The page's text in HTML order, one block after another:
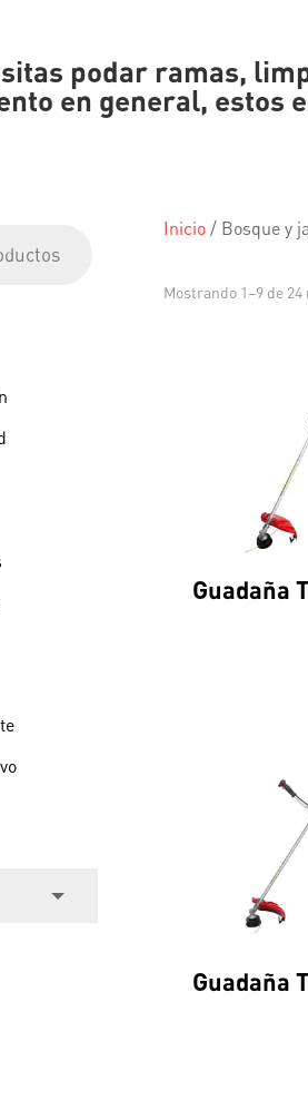
podar ramas,
en general, estos
Inicio/ Bosque y
Mostrando 1–9 de
Guadaña
Guadaña